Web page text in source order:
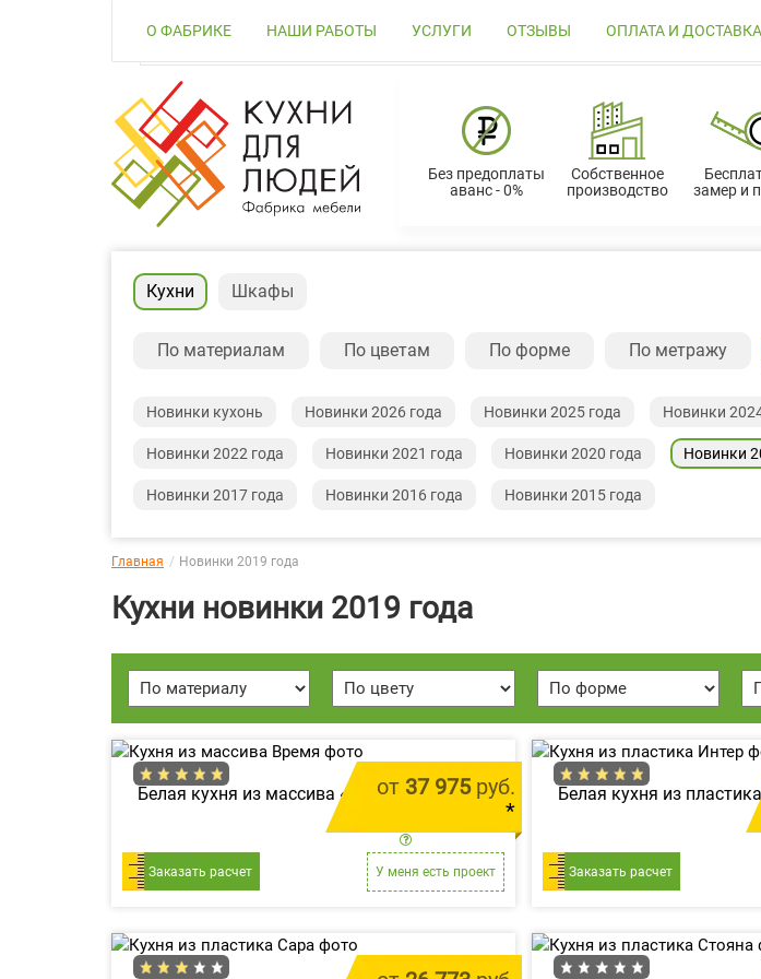
О ФАБРИКЕ НАШИ РАБОТЫ УСЛУГИ ОТЗЫВЫ ОПЛАТА И ДОСТАВКА
Без предоплаты
аванс - 0%
Собственное
производство
замер и
Кухни Шкафы
По материалам По цветам По форме По метражу
Новинки кухонь Новинки 2026 года Новинки 2025 года Новинки
Новинки 2022 года Новинки 2021 года Новинки 2020 года Новинки
Новинки 2017 года Новинки 2016 года Новинки 2015 года
Главная Новинки 2019 года
Кухни новинки 2019 года
от 37 975руб.
*
Белая кухня из массива «Время»
Заказать расчет У меня есть проект
Белая кухня из
Заказать расчет